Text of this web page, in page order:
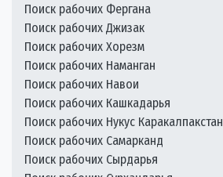
Поиск рабочих Фергана
Поиск рабочих Джизак
Поиск рабочих Хорезм
Поиск рабочих Наманган
Поиск рабочих Навои
Поиск рабочих Кашкадарья
Поиск рабочих Нукус Каракалпакстан
Поиск рабочих Самарканд
Поиск рабочих Сырдарья